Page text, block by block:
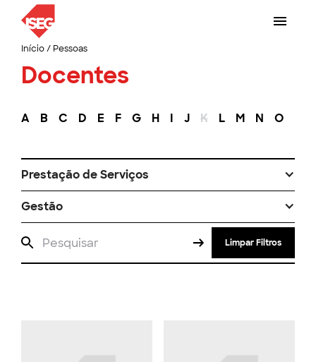
Início/ Pessoas
Docentes
A B C D E F G H I J K L M N O
Prestação de Serviços
Gestão
Limpar Filtros